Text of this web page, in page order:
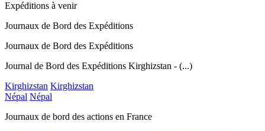
Expéditions à venir
Journaux de Bord des Expéditions
Journaux de Bord des Expéditions
Journal de Bord des Expéditions Kirghizstan - (...)
Kirghizstan Kirghizstan
Népal Népal
Journaux de bord des actions en France